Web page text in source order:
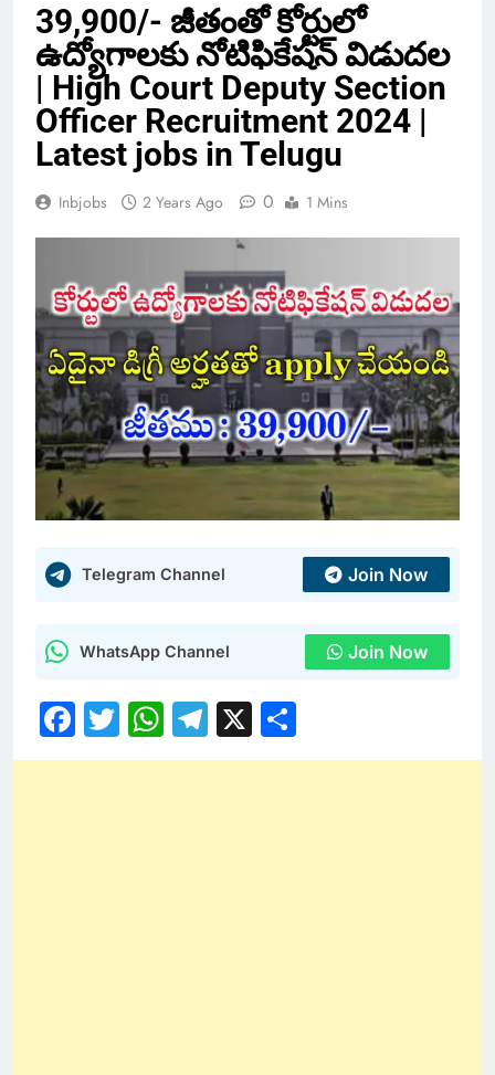
39,900/- జీతంతో కోర్టులో
ఉద్యోగాలకు నోటిఫికేషన్ విడుదల
| High Court Deputy Section
Officer Recruitment 2024 |
Latest jobs in Telugu
Inbjobs 2 Years Ago 0 1 Mins
Telegram Channel Join Now
WhatsApp Channel Join Now
Facebook
Twitter
WhatsApp
Telegram
X